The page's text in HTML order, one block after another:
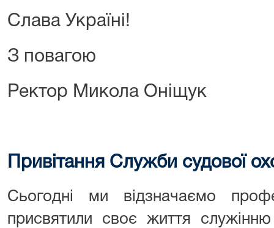
Слава Україні!
З повагою
Ректор Микола Оніщук
Привітання Служби судової
Сьогодні ми відзначаємо
присвятили своє життя